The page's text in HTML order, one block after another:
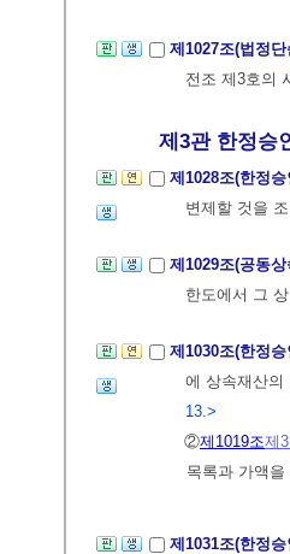
제1027조(법정
전조 제3호의
제3관 한정승
제1028조(한정
변제할 것을
제1029조(공동
한도에서 그
제1030조(한정
에 상속재산
13.>
②제1019조제
목록과 가액
제1031조(한정